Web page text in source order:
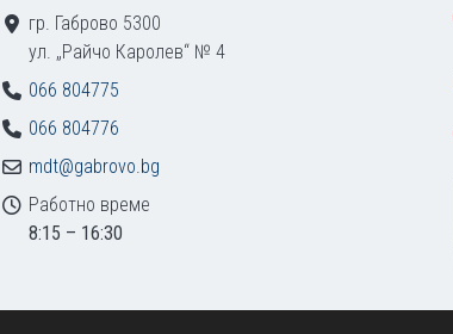
гр. Габрово 5300
ул. „Райчо Каролев“ № 4
066 804775
066 804776
mdt@gabrovo.bg
Работно време
8:15 – 16:30